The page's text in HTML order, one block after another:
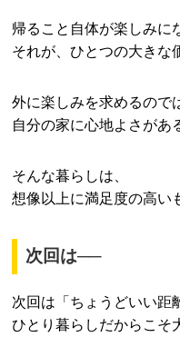
帰ること自体が楽しみに
それが、ひとつの大きな
外に楽しみを求めるので
自分の家に心地よさがあ
そんな暮らしは、
想像以上に満足度の高い
次回は──
次回は「ちょうどいい距
ひとり暮らしだからこそ